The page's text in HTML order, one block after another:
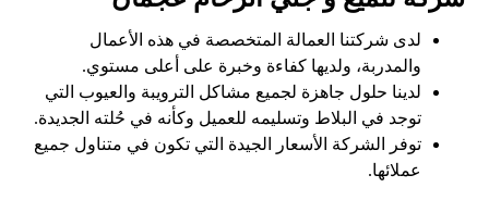
لدى شركتنا العمالة المتخصصة في هذه الأعمال
والمدربة، ولديها كفاءة وخبرة على أعلى مستوي.
لدينا حلول جاهزة لجميع مشاكل الترويبة والعيوب التي
توجد في البلاط وتسليمه للعميل وكأنه في حُلته الجديدة.
توفر الشركة الأسعار الجيدة التي تكون في متناول جميع
عملائها.